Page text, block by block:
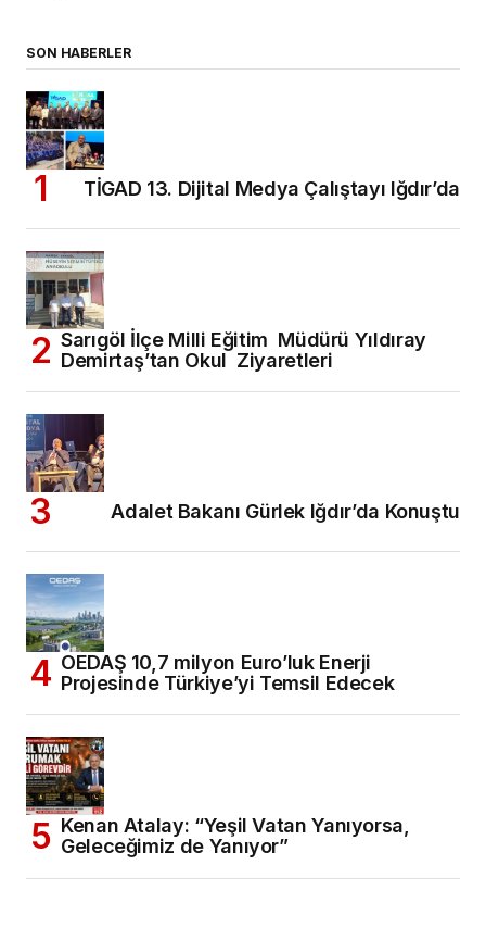
SON HABERLER
TİGAD 13. Dijital Medya Çalıştayı Iğdır’da
Sarıgöl İlçe Milli Eğitim Müdürü Yıldıray
Demirtaş’tan Okul Ziyaretleri
Adalet Bakanı Gürlek Iğdır’da Konuştu
OEDAŞ 10,7 milyon Euro’luk Enerji
Projesinde Türkiye’yi Temsil Edecek
Kenan Atalay: “Yeşil Vatan Yanıyorsa,
Geleceğimiz de Yanıyor”